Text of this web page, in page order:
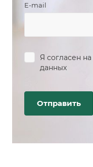
E-mail
Я согласен на
данных